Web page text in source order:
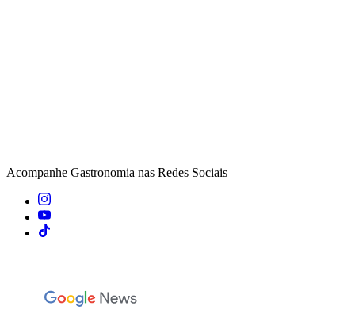
Acompanhe Gastronomia nas Redes Sociais